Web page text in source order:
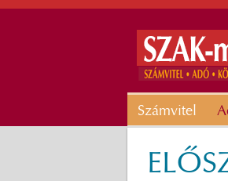
Számvitel